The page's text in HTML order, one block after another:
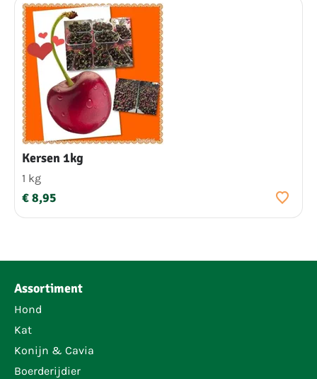
Kersen 1kg
1 kg
€ 8,95
Assortiment
Hond
Kat
Konijn & Cavia
Boerderijdier